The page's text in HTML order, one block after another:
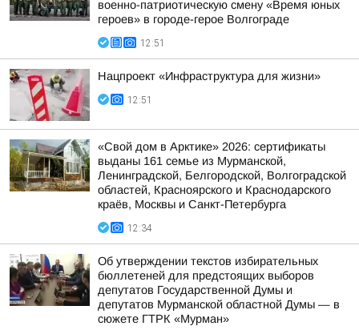
военно-патриотическую смену «Время юных
героев» в городе-герое Волгограде
12:51
Нацпроект «Инфраструктура для жизни»
12:51
«Свой дом в Арктике» 2026: сертификаты
выданы 161 семье из Мурманской,
Ленинградской, Белгородской, Волгоградской
областей, Красноярского и Краснодарского
краёв, Москвы и Санкт-Петербурга
12:34
Об утверждении текстов избирательных
бюллетеней для предстоящих выборов
депутатов Государственной Думы и
депутатов Мурманской областной Думы — в
сюжете ГТРК «Мурман»